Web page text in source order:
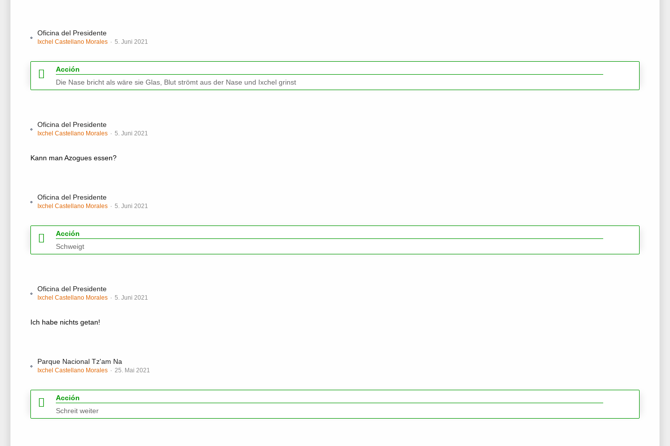
Oficina del Presidente
Ixchel Castellano Morales 5. Juni 2021
Acción
Die Nase bricht als wäre sie Glas, Blut strömt aus der Nase und Ixchel grinst
Oficina del Presidente
Ixchel Castellano Morales 5. Juni 2021
Kann man Azogues essen?
Oficina del Presidente
Ixchel Castellano Morales 5. Juni 2021
Acción
Schweigt
Oficina del Presidente
Ixchel Castellano Morales 5. Juni 2021
Ich habe nichts getan!
Parque Nacional Tz'am Na
Ixchel Castellano Morales 25. Mai 2021
Acción
Schreit weiter